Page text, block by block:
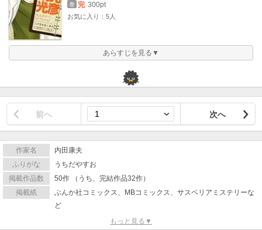
巻 完 300pt
お気に入り：5人
あらすじを見る▼
前へ 次へ
作家名
内田康夫
ふりがな
うちだやすお
掲載作品数
50作 （うち、完結作品32作）
掲載紙
ぶんか社コミックス、MBコミックス、サスペリアミステリーな
ど
もっと見る▼